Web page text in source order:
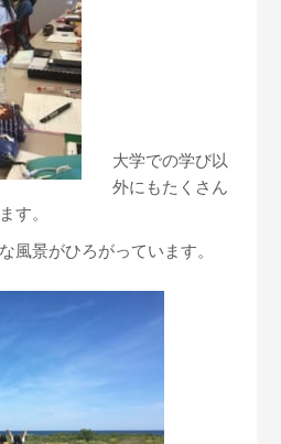
大学での学び以
外にもたくさん
す。
風景がひろがっています。